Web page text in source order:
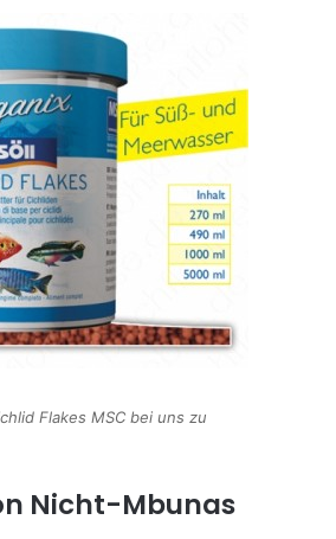
Flakes MSC bei uns zu
Nicht-Mbunas